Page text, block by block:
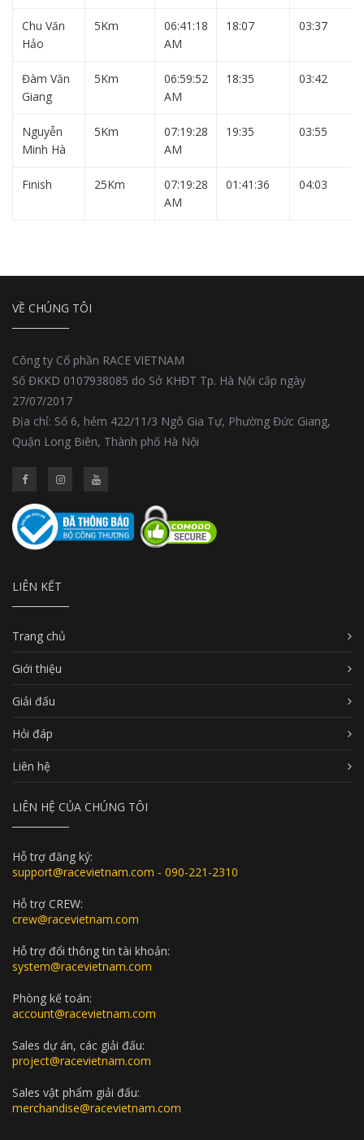
Chu Văn
Hảo
5Km
06:41:18
AM
18:07 03:37
Đàm Văn
Giang
5Km
06:59:52
AM
18:35 03:42
Nguyễn
Minh Hà
5Km
07:19:28
AM
19:35 03:55
Finish 25Km
07:19:28
AM
01:41:36 04:03
VỀ CHÚNG TÔI
Công ty Cổ phần RACE VIETNAM
Số ĐKKD 0107938085 do Sở KHĐT Tp. Hà Nội cấp ngày
27/07/2017
Địa chỉ: Số 6, hẻm 422/11/3 Ngô Gia Tự, Phường Đức Giang,
Quận Long Biên, Thành phố Hà Nội
LIÊN KẾT
Trang chủ
Giới thiệu
Giải đấu
Hỏi đáp
Liên hệ
LIÊN HỆ CỦA CHÚNG TÔI
Hỗ trợ đăng ký:
support@racevietnam.com - 090-221-2310
Hỗ trợ CREW:
crew@racevietnam.com
Hỗ trợ đổi thông tin tài khoản:
system@racevietnam.com
Phòng kế toán:
account@racevietnam.com
Sales dự án, các giải đấu:
project@racevietnam.com
Sales vật phẩm giải đấu:
merchandise@racevietnam.com